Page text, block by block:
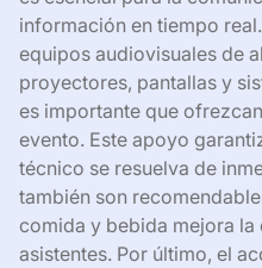
información en tiempo
equipos audiovisuales de
proyectores, pantallas y
es importante que
evento. Este apoyo
técnico se resuelva de
también son
comida y bebida mejora la
asistentes. Por último, el